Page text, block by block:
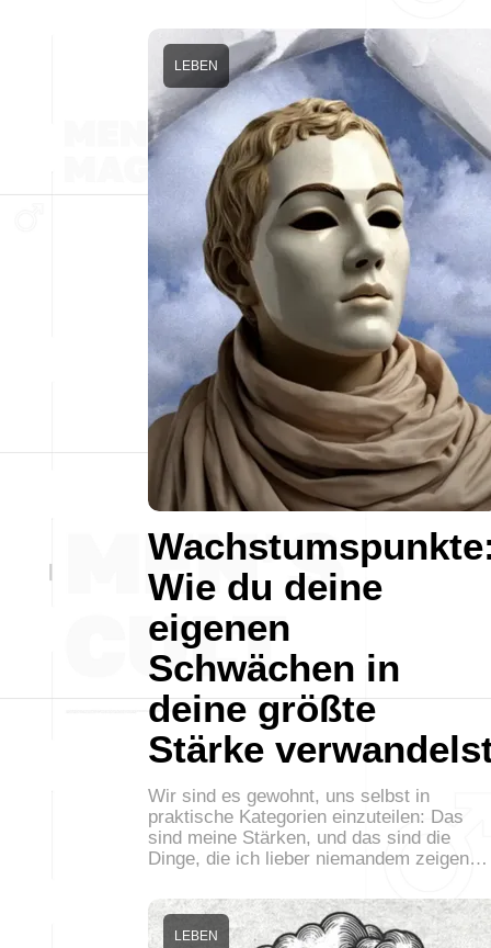
Wie du deine
eigenen
Schwächen in
deine größte
Stärke
LEBEN
Wir sind es gewohnt, uns selbst in
praktische Kategorien einzuteilen: Das
sind meine Stärken, und das sind die
Dinge, die ich lieber niemandem zeigen…
LEBEN